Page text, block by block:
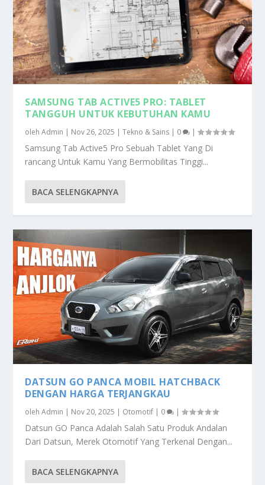
SAMSUNG TAB ACTIVE5 PRO: TABLET
TANGGUH UNTUK KEBUTUHAN KAMU
olehAdmin | Nov 26, 2025 |Tekno & Sains | 0 |
Samsung Tab Active5 Pro Sebuah Tablet Yang Di
rancang Untuk Kamu Yang Bermobilitas Tinggi...
BACA SELENGKAPNYA
DATSUN GO PANCA MOBIL HATCHBACK
DENGAN HARGA TERJANGKAU
olehAdmin | Nov 20, 2025 | Otomotif | 0 |
Datsun GO Panca Adalah Salah Satu Produk Andalan
Dari Datsun, Merek Otomotif Yang Terkenal Dengan...
BACA SELENGKAPNYA